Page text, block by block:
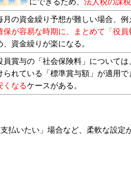
にできるため
縮が可能。
毎月の資金繰り予想が難しい場合、
確保が容易な時期に、まとめて「役
め、資金繰りが楽になる。
役員賞与の「社会保険料」について
けられている「標準賞与額」が適用